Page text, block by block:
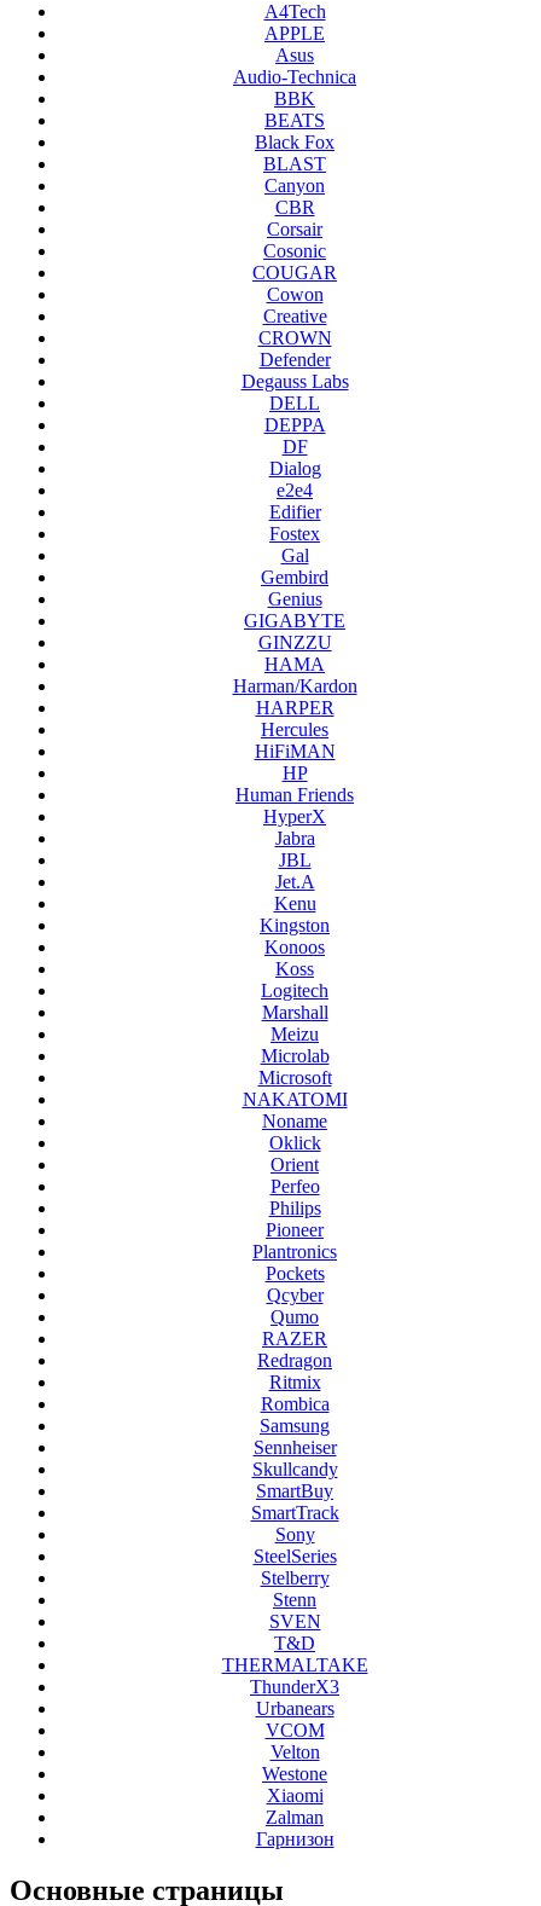
A4Tech
APPLE
Asus
Audio-Technica
BBK
BEATS
Black Fox
BLAST
Canyon
CBR
Corsair
Cosonic
COUGAR
Cowon
Creative
CROWN
Defender
Degauss Labs
DELL
DEPPA
DF
Dialog
e2e4
Edifier
Fostex
Gal
Gembird
Genius
GIGABYTE
GINZZU
HAMA
Harman/Kardon
HARPER
Hercules
HiFiMAN
HP
Human Friends
HyperX
Jabra
JBL
Jet.A
Kenu
Kingston
Konoos
Koss
Logitech
Marshall
Meizu
Microlab
Microsoft
NAKATOMI
Noname
Oklick
Orient
Perfeo
Philips
Pioneer
Plantronics
Pockets
Qcyber
Qumo
RAZER
Redragon
Ritmix
Rombica
Samsung
Sennheiser
Skullcandy
SmartBuy
SmartTrack
Sony
SteelSeries
Stelberry
Stenn
SVEN
T&D
THERMALTAKE
ThunderX3
Urbanears
VCOM
Velton
Westone
Xiaomi
Zalman
Гарнизон
Основные страницы